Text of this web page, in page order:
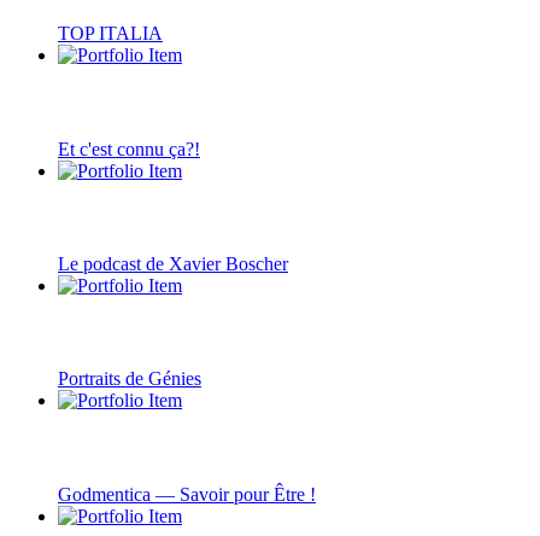
TOP ITALIA
Et c'est connu ça?!
Le podcast de Xavier Boscher
Portraits de Génies
Godmentica — Savoir pour Être !